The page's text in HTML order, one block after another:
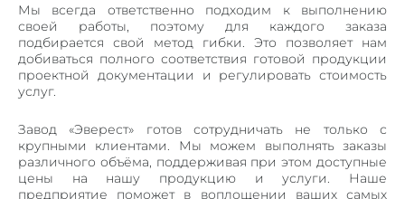
СТЕЛЛАЖИ, ШКАФЫ
ПОЧТОВЫЕ ЯЩИКИ
ЗАКЛАДНЫЕ ДЕТАЛИ И ОПОРЫ
НАШИ РАБОТЫ
КОНТАКТЫ
Мы всегда ответственно подходим к выполнению
своей работы, поэтому для каждого заказа
подбирается свой метод гибки. Это позволяет нам
добиваться полного соответствия готовой продукции
проектной документации и регулировать стоимость
услуг.
Завод «Эверест» готов сотрудничать не только с
крупными клиентами. Мы можем выполнять заказы
различного объёма, поддерживая при этом доступные
цены на нашу продукцию и услуги. Наше
предприятие поможет в воплощении ваших самых